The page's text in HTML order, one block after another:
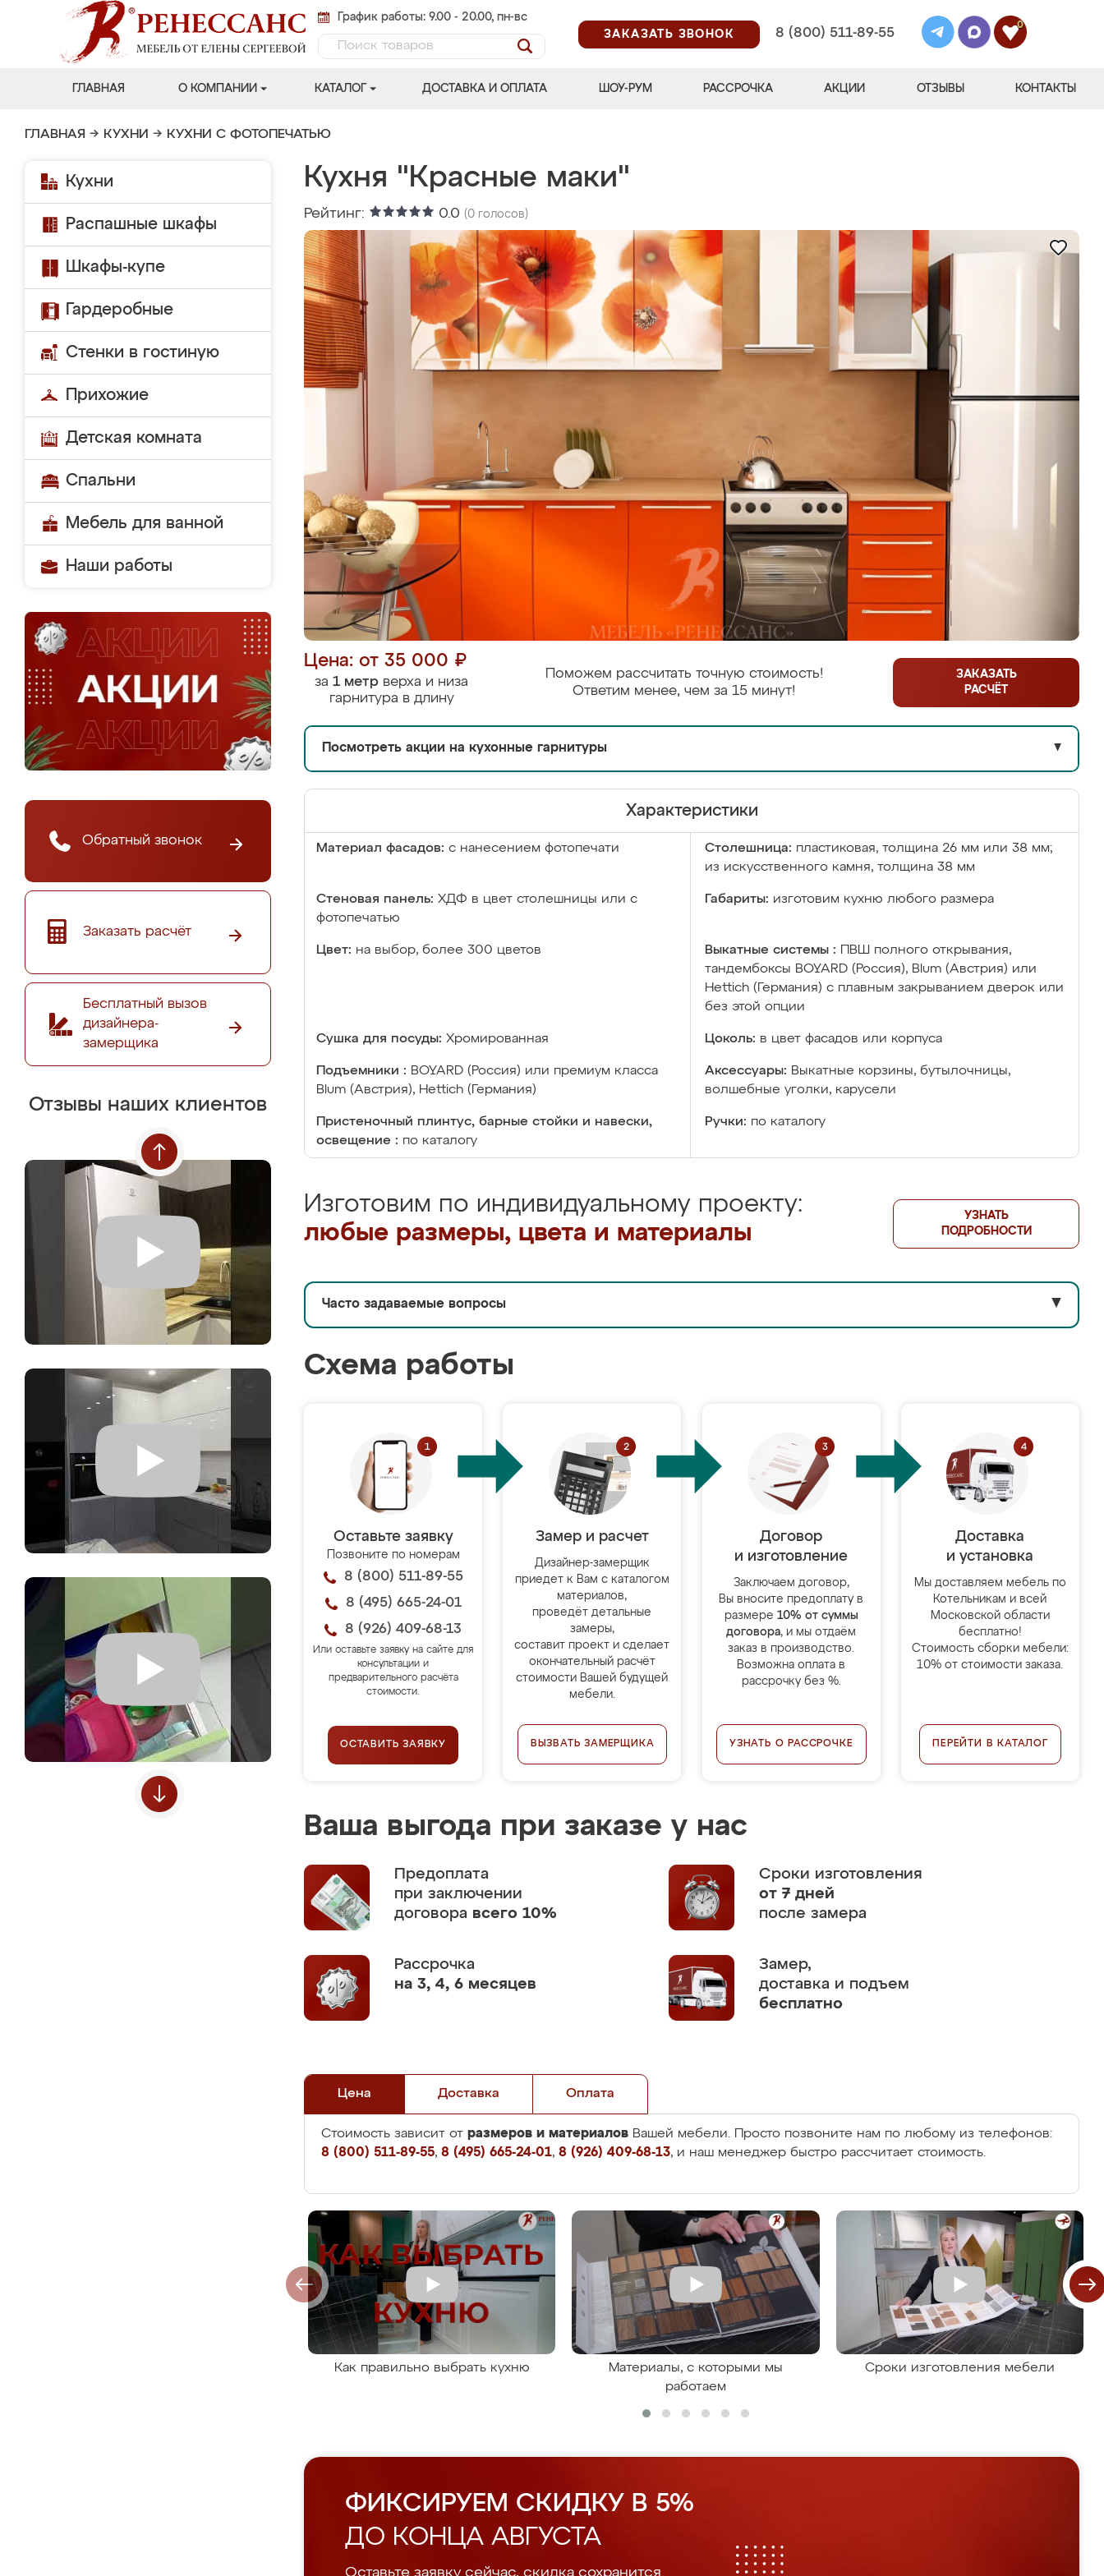
График работы: 9.00 - 20.00, пн-вс
ЗАКАЗАТЬ ЗВОНОК
8 (800) 511-89-55
0
ГЛАВНАЯ О КОМПАНИИ КАТАЛОГ ДОСТАВКА И ОПЛАТА ШОУ-РУМ РАССРОЧКА АКЦИИ ОТЗЫВЫ КОНТАКТЫ
ГЛАВНАЯ → КУХНИ → КУХНИ С ФОТОПЕЧАТЬЮ
Кухни
Распашные шкафы
Шкафы-купе
Гардеробные
Стенки в гостиную
Прихожие
Детская комната
Спальни
Мебель для ванной
Наши работы
Обратный звонок
Заказать расчёт
Бесплатный вызов
дизайнера-
замерщика
Отзывы наших клиентов
Кухня "Красные маки"
Рейтинг: 0.0 (0 голосов)
Цена: от 35 000 ₽
за 1 метр верха и низа
гарнитура в длину
Поможем рассчитать точную стоимость!
Ответим менее, чем за 15 минут!
ЗАКАЗАТЬ
РАСЧЁТ
Посмотреть акции на кухонные гарнитуры ▼
Характеристики
Материал фасадов: с нанесением фотопечати Столешница: пластиковая, толщина 26 мм или 38 мм;
из искусственного камня, толщина 38 мм
Стеновая панель: ХДФ в цвет столешницы или с
фотопечатью
Габариты: изготовим кухню любого размера
Цвет: на выбор, более 300 цветов Выкатные системы :
ПВШ полного открывания,
тандембоксы BOYARD (Россия), Blum (Австрия) или
Hettich (Германия) с плавным закрыванием дверок или
без этой опции
Сушка для посуды: Хромированная Цоколь: в цвет фасадов или корпуса
Подъемники : BOYARD (Россия) или премиум класса
Blum (Австрия), Hettich (Германия)
Аксессуары: Выкатные корзины, бутылочницы,
волшебные уголки, карусели
Пристеночный плинтус, барные стойки и навески,
освещение : по каталогу
Ручки: по каталогу
Изготовим по индивидуальному проекту:
любые размеры, цвета и материалы
УЗНАТЬ
ПОДРОБНОСТИ
Часто задаваемые вопросы ▼
Схема работы
Оставьте заявку
Позвоните по номерам
8 (800) 511-89-55
8 (495) 665-24-01
8 (926) 409-68-13
Или оставьте заявку на сайте для
консультации и
предварительного расчёта
стоимости.
ОСТАВИТЬ ЗАЯВКУ
Замер и расчет
Дизайнер-замерщик
приедет к Вам с каталогом
материалов,
проведёт детальные
замеры,
составит проект и сделает
окончательный расчёт
стоимости Вашей будущей
мебели.
ВЫЗВАТЬ ЗАМЕРЩИКА
Договор
и изготовление
Заключаем договор,
Вы вносите предоплату в
размере 10% от суммы
договора, и мы отдаём
заказ в производство.
Возможна оплата в
рассрочку без %.
УЗНАТЬ О РАССРОЧКЕ
Доставка
и установка
Мы доставляем мебель по
Котельникам и всей
Московской области
бесплатно!
Стоимость сборки мебели:
10% от стоимости заказа.
ПЕРЕЙТИ В КАТАЛОГ
Ваша выгода при заказе у нас
Предоплата
при заключении
договора всего 10%
Сроки изготовления
от 7 дней
после замера
Рассрочка
на 3, 4, 6 месяцев
Замер,
доставка и подъем
бесплатно
Цена Доставка Оплата
Стоимость зависит от размеров и материалов Вашей мебели. Просто позвоните нам по любому из телефонов:
8 (800) 511-89-55, 8 (495) 665-24-01, 8 (926) 409-68-13, и наш менеджер быстро рассчитает стоимость.
Как правильно выбрать кухню
Материалы, с которыми мы
работаем
Сроки изготовления мебели
ФИКСИРУЕМ СКИДКУ В 5%
ДО КОНЦА АВГУСТА
Оставьте заявку сейчас, скидка сохранится.